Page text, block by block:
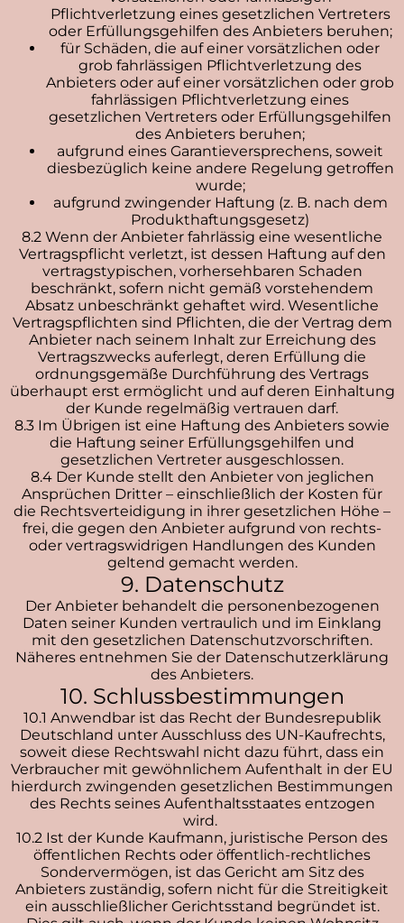
Pflichtverletzung eines gesetzlichen Vertreters
oder Erfüllungsgehilfen des Anbieters beruhen;
für Schäden, die auf einer vorsätzlichen oder
grob fahrlässigen Pflichtverletzung des
Anbieters oder auf einer vorsätzlichen oder grob
fahrlässigen Pflichtverletzung eines
gesetzlichen Vertreters oder Erfüllungsgehilfen
des Anbieters beruhen;
aufgrund eines Garantieversprechens, soweit
diesbezüglich keine andere Regelung getroffen
wurde;
aufgrund zwingender Haftung (z. B. nach dem
Produkthaftungsgesetz)
8.2 Wenn der Anbieter fahrlässig eine wesentliche
Vertragspflicht verletzt, ist dessen Haftung auf den
vertragstypischen, vorhersehbaren Schaden
beschränkt, sofern nicht gemäß vorstehendem
Absatz unbeschränkt gehaftet wird. Wesentliche
Vertragspflichten sind Pflichten, die der Vertrag dem
Anbieter nach seinem Inhalt zur Erreichung des
Vertragszwecks auferlegt, deren Erfüllung die
ordnungsgemäße Durchführung des Vertrags
überhaupt erst ermöglicht und auf deren Einhaltung
der Kunde regelmäßig vertrauen darf.
8.3 Im Übrigen ist eine Haftung des Anbieters sowie
die Haftung seiner Erfüllungsgehilfen und
gesetzlichen Vertreter ausgeschlossen.
8.4 Der Kunde stellt den Anbieter von jeglichen
Ansprüchen Dritter – einschließlich der Kosten für
die Rechtsverteidigung in ihrer gesetzlichen Höhe –
frei, die gegen den Anbieter aufgrund von rechts-
oder vertragswidrigen Handlungen des Kunden
geltend gemacht werden.
9. Datenschutz
Der Anbieter behandelt die personenbezogenen
Daten seiner Kunden vertraulich und im Einklang
mit den gesetzlichen Datenschutzvorschriften.
Näheres entnehmen Sie der Datenschutzerklärung
des Anbieters.
10. Schlussbestimmungen
10.1 Anwendbar ist das Recht der Bundesrepublik
Deutschland unter Ausschluss des UN-Kaufrechts,
soweit diese Rechtswahl nicht dazu führt, dass ein
Verbraucher mit gewöhnlichem Aufenthalt in der EU
hierdurch zwingenden gesetzlichen Bestimmungen
des Rechts seines Aufenthaltsstaates entzogen
wird.
10.2 Ist der Kunde Kaufmann, juristische Person des
öffentlichen Rechts oder öffentlich-rechtliches
Sondervermögen, ist das Gericht am Sitz des
Anbieters zuständig, sofern nicht für die Streitigkeit
ein ausschließlicher Gerichtsstand begründet ist.